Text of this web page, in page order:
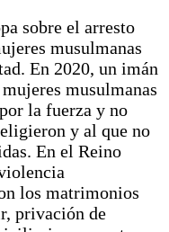
sobre el arresto
musulmanas
En 2020, un imán
musulmanas
la fuerza y no
y al que no
En el Reino
los matrimonios
privación de